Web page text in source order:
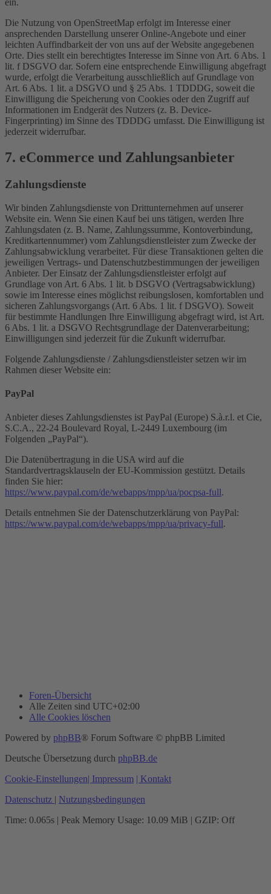
ein.
Die Nutzung von OpenStreetMap erfolgt im Interesse einer
ansprechenden Darstellung unserer Online-Angebote und einer
leichten Auffindbarkeit der von uns auf der Website angegebenen
Orte. Dies stellt ein berechtigtes Interesse im Sinne von Art. 6 Abs. 1
lit. f DSGVO dar. Sofern eine entsprechende Einwilligung abgefragt
wurde, erfolgt die Verarbeitung ausschließlich auf Grundlage von
Art. 6 Abs. 1 lit. a DSGVO und § 25 Abs. 1 TDDDG, soweit die
Einwilligung die Speicherung von Cookies oder den Zugriff auf
Informationen im Endgerät des Nutzers (z. B. Device-
Fingerprinting) im Sinne des TDDDG umfasst. Die Einwilligung ist
jederzeit widerrufbar.
7. eCommerce und Zahlungs­anbieter
Zahlungsdienste
Wir binden Zahlungsdienste von Drittunternehmen auf unserer
Website ein. Wenn Sie einen Kauf bei uns tätigen, werden Ihre
Zahlungsdaten (z. B. Name, Zahlungssumme, Kontoverbindung,
Kreditkartennummer) vom Zahlungsdienstleister zum Zwecke der
Zahlungsabwicklung verarbeitet. Für diese Transaktionen gelten die
jeweiligen Vertrags- und Datenschutzbestimmungen der jeweiligen
Anbieter. Der Einsatz der Zahlungsdienstleister erfolgt auf
Grundlage von Art. 6 Abs. 1 lit. b DSGVO (Vertragsabwicklung)
sowie im Interesse eines möglichst reibungslosen, komfortablen und
sicheren Zahlungsvorgangs (Art. 6 Abs. 1 lit. f DSGVO). Soweit
für bestimmte Handlungen Ihre Einwilligung abgefragt wird, ist Art.
6 Abs. 1 lit. a DSGVO Rechtsgrundlage der Datenverarbeitung;
Einwilligungen sind jederzeit für die Zukunft widerrufbar.
Folgende Zahlungsdienste / Zahlungsdienstleister setzen wir im
Rahmen dieser Website ein:
PayPal
Anbieter dieses Zahlungsdienstes ist PayPal (Europe) S.à.r.l. et Cie,
S.C.A., 22-24 Boulevard Royal, L-2449 Luxembourg (im
Folgenden „PayPal“).
Die Datenübertragung in die USA wird auf die
Standardvertragsklauseln der EU-Kommission gestützt. Details
finden Sie hier:
https://www.paypal.com/de/webapps/mpp/ua/pocpsa-full.
Details entnehmen Sie der Datenschutzerklärung von PayPal:
https://www.paypal.com/de/webapps/mpp/ua/privacy-full.
Foren-Übersicht
Alle Zeiten sind UTC+02:00
Alle Cookies löschen
Powered by phpBB® Forum Software © phpBB Limited
Deutsche Übersetzung durch phpBB.de
Cookie-Einstellungen| Impressum | Kontakt
Datenschutz | Nutzungsbedingungen
Time: 0.065s | Peak Memory Usage: 10.09 MiB | GZIP: Off